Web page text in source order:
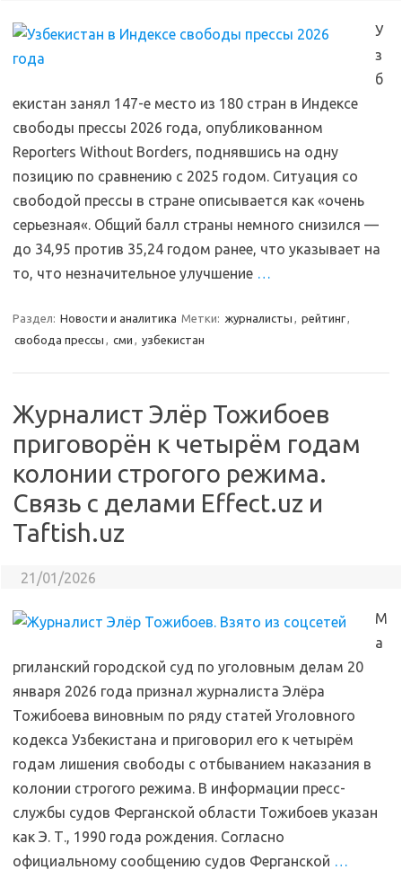
У
з
б
екистан занял 147-е место из 180 стран в Индексе
свободы прессы 2026 года, опубликованном
Reporters Without Borders, поднявшись на одну
позицию по сравнению с 2025 годом. Ситуация со
свободой прессы в стране описывается как «очень
серьезная«. Общий балл страны немного снизился —
до 34,95 против 35,24 годом ранее, что указывает на
то, что незначительное улучшение …
Раздел: Новости и аналитика Метки: журналисты , рейтинг,
свобода прессы , сми , узбекистан
Журналист Элёр Тожибоев
приговорён к четырём годам
колонии строгого режима.
Связь с делами Effect.uz и
Taftish.uz
21/01/2026
М
а
ргиланский городской суд по уголовным делам 20
января 2026 года признал журналиста Элёра
Тожибоева виновным по ряду статей Уголовного
кодекса Узбекистана и приговорил его к четырём
годам лишения свободы с отбыванием наказания в
колонии строгого режима. В информации пресс-
службы судов Ферганской области Тожибоев указан
как Э. Т., 1990 года рождения. Согласно
официальному сообщению судов Ферганской …